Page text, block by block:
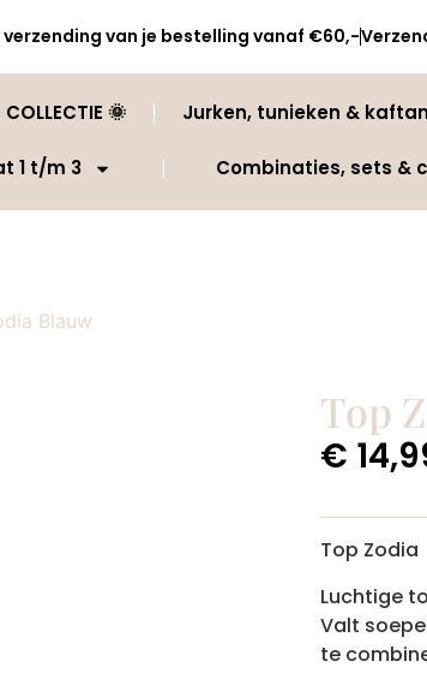
van je bestelling vanaf €60,-
COLLECTIE 🌞 Jurken, tunieken &
1 t/m 3 Combinaties, sets &
Blauw
Top
€
Top Zodia
Luchtige
Valt
te